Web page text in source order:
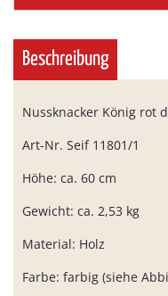
Beschreibung
Nussknacker König rot
Art-Nr. Seif 11801/1
Höhe: ca. 60 cm
Gewicht: ca. 2,53 kg
Material: Holz
Farbe: farbig (siehe